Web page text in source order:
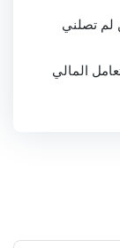
لم تصلني
المالي